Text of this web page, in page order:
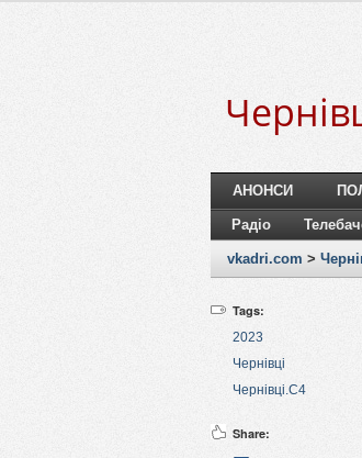
АНОНСИ
Радіо
vkadri.com >
Tags:
2023
Чернівці
Чернівці.C4
Share: